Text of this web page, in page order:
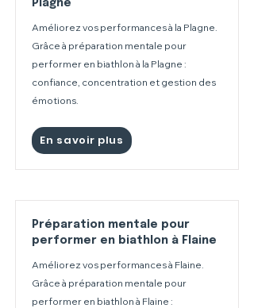
Plagne
Améliorez vos performances à la Plagne.
Grâce à préparation mentale pour
performer en biathlon à la Plagne :
confiance, concentration et gestion des
émotions.
En savoir plus
Préparation mentale pour
performer en biathlon à Flaine
Améliorez vos performances à Flaine.
Grâce à préparation mentale pour
performer en biathlon à Flaine :